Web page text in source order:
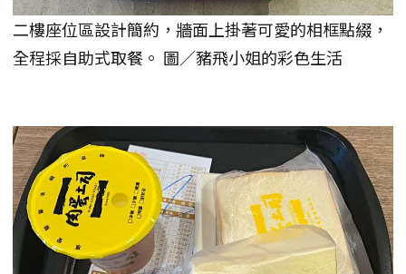
二樓座位區設計簡約，牆面上掛著可愛的相框點綴，
全程採自助式取餐。 圖／豬飛小姐的彩色生活